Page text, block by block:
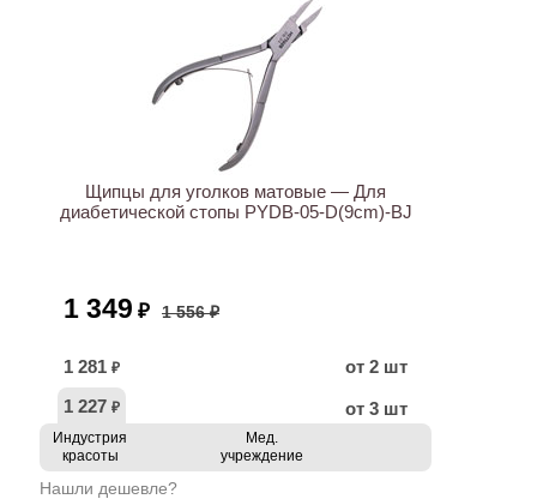
Щипцы для уголков матовые — Для
диабетической стопы PYDB-05-D(9cm)-BJ
1 349 ₽ 1 556 ₽
1 281 ₽
от 2 шт
1 227 ₽ от 3 шт
Индустрия
красоты
Мед.
учреждение
Нашли дешевле?